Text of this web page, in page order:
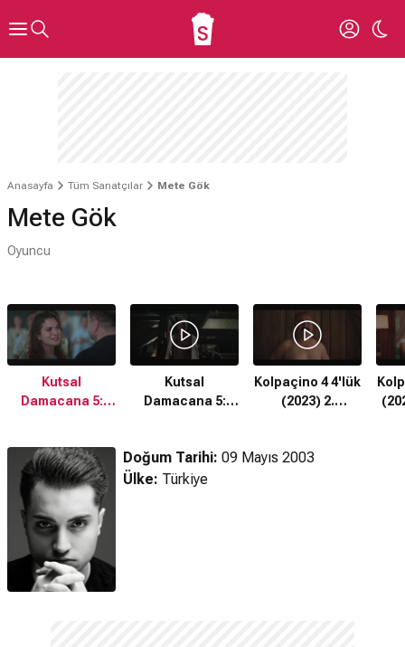
Anasayfa Tüm Sanatçılar Mete Gök
Mete Gök
Oyuncu
Kutsal
Damacana 5:
Kutsal
Damacana 5:
Kolpaçino 4 4'lük
(2023) 2.
Doğum Tarihi: 09 Mayıs 2003
Ülke: Türkiye